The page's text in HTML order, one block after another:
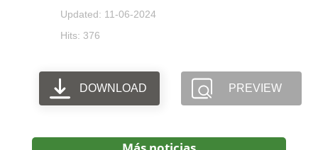
Updated: 11-06-2024
Hits: 376
DOWNLOAD PREVIEW